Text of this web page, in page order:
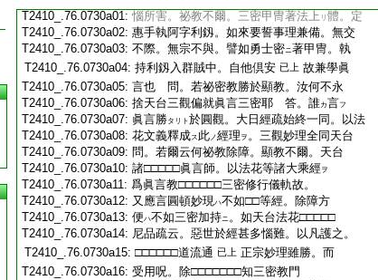
T2410_.76.0730a01: 惱所害。祕教不爾。三密甲冑著法上 リ 體。定
T2410_.76.0730a02: 惠手執阿字利釼。如來要誓事理兼備。無交
T2410_.76.0730a03: 不際。無宗不與。譬如勇士密ニ著甲冑。執
T2410_.76.0730a04: 持利釼入群賊中。自他倶安 已上 故兼學眞
T2410_.76.0730a05: 言也 問。若祕密教勝於顯教。汝何不永
T2410_.76.0730a06: 捨天台三觀偏就眞言三密耶 答。誰カ言フ
T2410_.76.0730a07: 眞言勝タリト 於圓觀。大日經疏始終一同。以法
T2410_.76.0730a08: 花文義釋成ス 此ノ經理 ヲ 。三觀妙理全同天台
T2410_.76.0730a09: 問。若爾云何祕教除障。顯教不爾。天台
T2410_.76.0730a10: 諸□□□□□眞言師。以法花等諸大乘經ヲ
T2410_.76.0730a11: 爲眞言教□□□□□□三密修行儀軌故。
T2410_.76.0730a12: 又應言圓頓妙現ハ不如□□等經。除障方
T2410_.76.0730a13: 便ハ不如三密加持ニ。如天台法花□□□□□
T2410_.76.0730a14: 尼品疏云。惡世於經甚多惱難。以凡護之。
T2410_.76.0730a15: □□□□□□道流通 已上 正宗妙理雖勝。而
T2410_.76.0730a16: 受用呪。除□□□□□□□知三密教門